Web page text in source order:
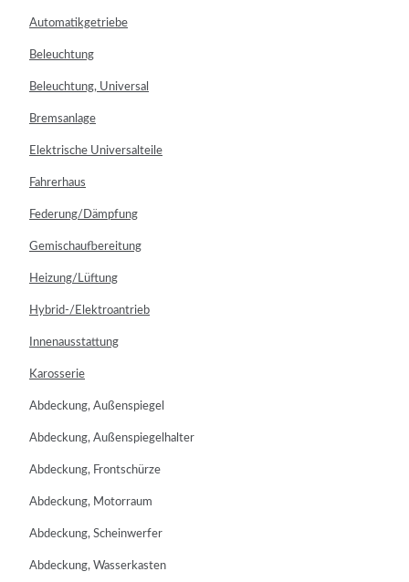
Automatikgetriebe
Beleuchtung
Beleuchtung, Universal
Bremsanlage
Elektrische Universalteile
Fahrerhaus
Federung/Dämpfung
Gemischaufbereitung
Heizung/Lüftung
Hybrid-/Elektroantrieb
Innenausstattung
Karosserie
Abdeckung, Außenspiegel
Abdeckung, Außenspiegelhalter
Abdeckung, Frontschürze
Abdeckung, Motorraum
Abdeckung, Scheinwerfer
Abdeckung, Wasserkasten